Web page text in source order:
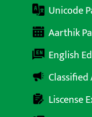
Unicode
Aarthik
English
Classified
Liscense
सेन्चुरी